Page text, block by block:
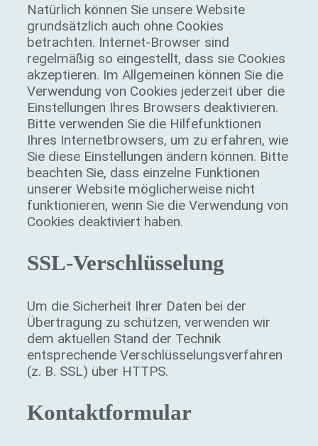
Natürlich können Sie unsere Website
grundsätzlich auch ohne Cookies
betrachten. Internet-Browser sind
regelmäßig so eingestellt, dass sie Cookies
akzeptieren. Im Allgemeinen können Sie die
Verwendung von Cookies jederzeit über die
Einstellungen Ihres Browsers deaktivieren.
Bitte verwenden Sie die Hilfefunktionen
Ihres Internetbrowsers, um zu erfahren, wie
Sie diese Einstellungen ändern können. Bitte
beachten Sie, dass einzelne Funktionen
unserer Website möglicherweise nicht
funktionieren, wenn Sie die Verwendung von
Cookies deaktiviert haben.
SSL-Verschlüsselung
Um die Sicherheit Ihrer Daten bei der
Übertragung zu schützen, verwenden wir
dem aktuellen Stand der Technik
entsprechende Verschlüsselungsverfahren
(z. B. SSL) über HTTPS.
Kontaktformular